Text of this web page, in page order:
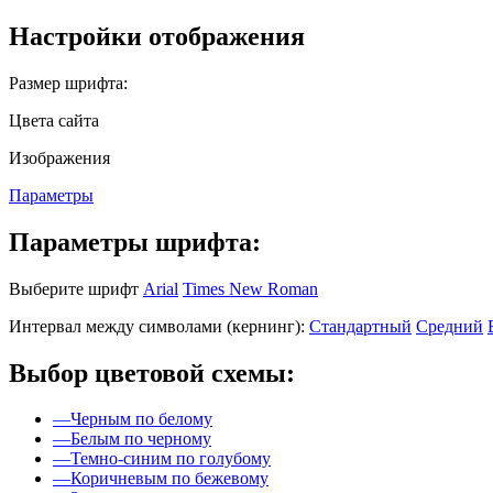
Настройки отображения
Размер шрифта:
Цвета сайта
Изображения
Параметры
Параметры шрифта:
Выберите шрифт Arial Times New Roman
Интервал между символами (кернинг): Стандартный Средний
Выбор цветовой схемы:
—Черным по белому
—Белым по черному
—Темно-синим по голубому
—Коричневым по бежевому